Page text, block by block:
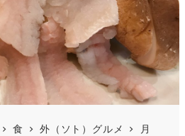
食 外（ソト）グルメ
月